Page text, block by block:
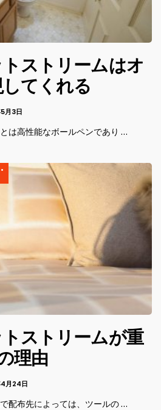
ストリームはオ
てくれる
月3日
は高性能なボールペンであり …
•
ストリームが重
理由
月24日
配布先によっては、ツールの …